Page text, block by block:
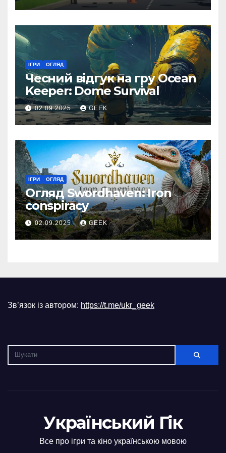
ІГРИ ОГЛЯД
Чесний відгук на гру Ocean
Keeper: Dome Survival
02.09.2025 GEEK
ІГРИ ОГЛЯД
Огляд Swordhaven: Iron
conspiracy
02.09.2025 GEEK
Зв’язок із автором: https://t.me/ukr_geek
Український Гік
Все про ігри та кіно українською мовою